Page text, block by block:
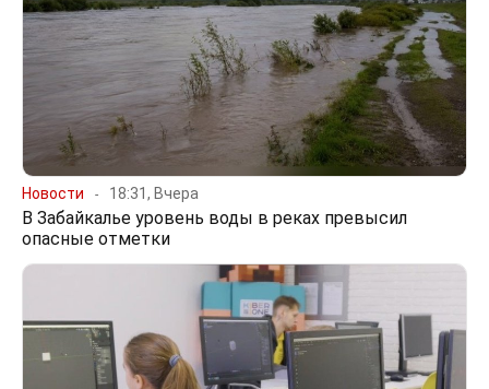
Новости 18:31, Вчера
В Забайкалье уровень воды в реках превысил
опасные отметки